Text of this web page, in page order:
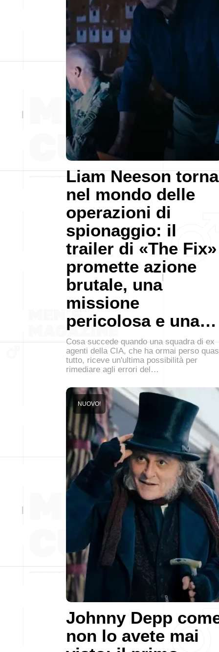
Liam Neeson torna
nel mondo delle
operazioni di
spionaggio: il
trailer di «The Fix»
promette azione
brutale, una
missione
pericolosa e una…
Cosa succede quando una squadra di ex
agenti della CIA, che ha ormai perso
tutto, riceve un'ultima possibilità per
rimediare agli errori del…
Johnny Depp
non lo avete mai
NUOVO!